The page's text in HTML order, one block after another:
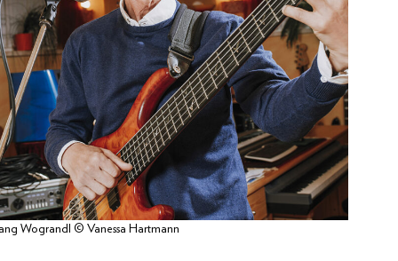
Wograndl © Vanessa Hartmann